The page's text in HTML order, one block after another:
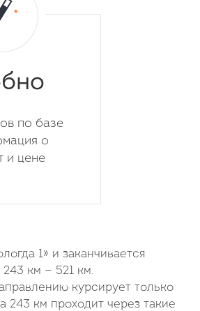
по базе
о
и цене
1» и заканчивается
км — 521 км.
курсирует только
243 км проходит через такие